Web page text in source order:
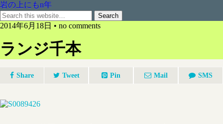
岩の上にもn年
2014年6月18日 • no comments
ランジ千本
Share Tweet Pin Mail SMS